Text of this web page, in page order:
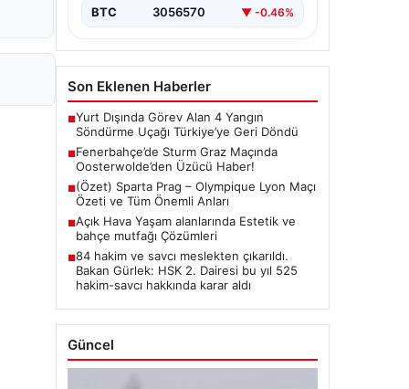
BTC 3056570 ▼ -0.46%
Son Eklenen Haberler
■Yurt Dışında Görev Alan 4 Yangın
Söndürme Uçağı Türkiye’ye Geri Döndü
■Fenerbahçe’de Sturm Graz Maçında
Oosterwolde’den Üzücü Haber!
■(Özet) Sparta Prag – Olympique Lyon Maçı
Özeti ve Tüm Önemli Anları
■Açık Hava Yaşam alanlarında Estetik ve
bahçe mutfağı Çözümleri
■84 hakim ve savcı meslekten çıkarıldı.
Bakan Gürlek: HSK 2. Dairesi bu yıl 525
hakim-savcı hakkında karar aldı
Güncel